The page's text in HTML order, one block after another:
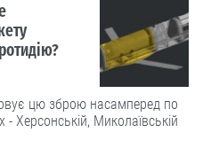
цю зброю насамперед по
Херсонській, Миколаївській